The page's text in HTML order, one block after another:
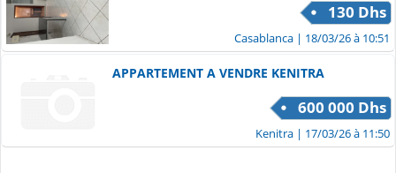
130 Dhs
Casablanca | 18/03/26 à 10:51
APPARTEMENT A VENDRE KENITRA
600 000 Dhs
Kenitra | 17/03/26 à 11:50